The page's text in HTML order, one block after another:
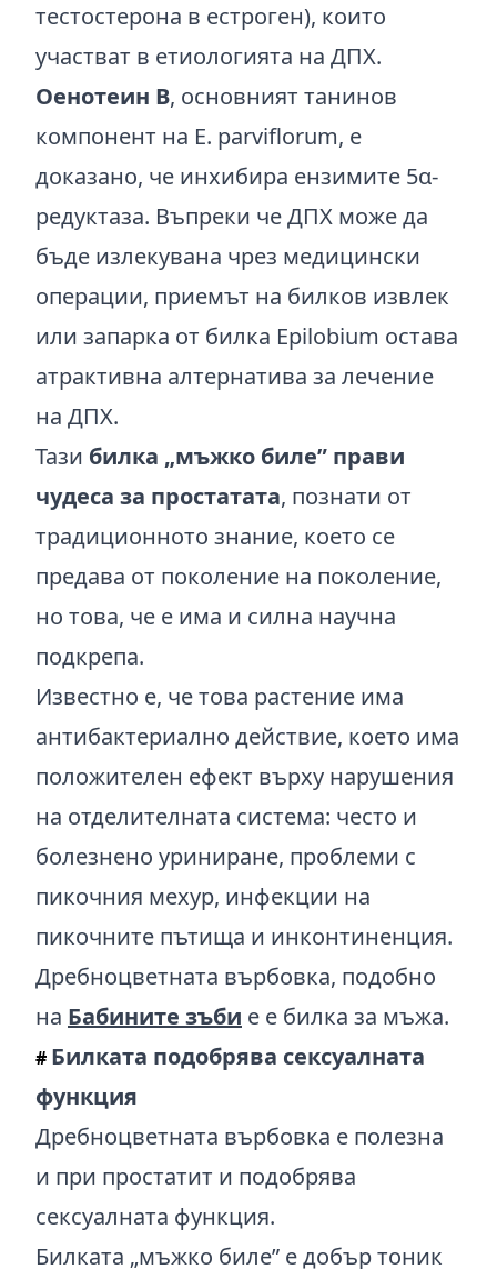
тестостерона в естроген), които
участват в етиологията на ДПХ.
Оенотеин В, основният танинов
компонент на E. parviflorum, е
доказано, че инхибира ензимите 5α-
редуктаза. Въпреки че ДПХ може да
бъде излекувана чрез медицински
операции, приемът на билков извлек
или запарка от билка Epilobium остава
атрактивна алтернатива за лечение
на ДПХ.
Тази билка „мъжко биле” прави
чудеса за простатата, познати от
традиционното знание, което се
предава от поколение на поколение,
но това, че е има и силна научна
подкрепа.
Известно е, че това растение има
антибактериално действие, което има
положителен ефект върху нарушения
на отделителната система: често и
болезнено уриниране, проблеми с
пикочния мехур, инфекции на
пикочните пътища и инконтиненция.
Дребноцветната върбовка, подобно
на Бабините зъби е е билка за мъжа.
# Билката подобрява сексуалната
функция
Дребноцветната върбовка е полезна
и при простатит и подобрява
сексуалната функция.
Билката „мъжко биле” е добър тоник